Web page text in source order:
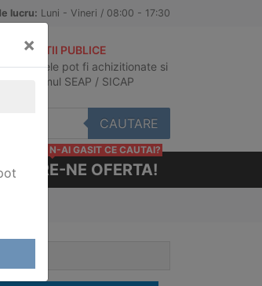
lucru: Luni - Vineri / 08:00 - 17:30
ACHIZITII PUBLICE
Produsele pot fi achizitionate si
in sistemul SEAP / SICAP
CAUTARE
CERE-NE OFERTA!
N-AI GASIT CE CAUTAI?
×